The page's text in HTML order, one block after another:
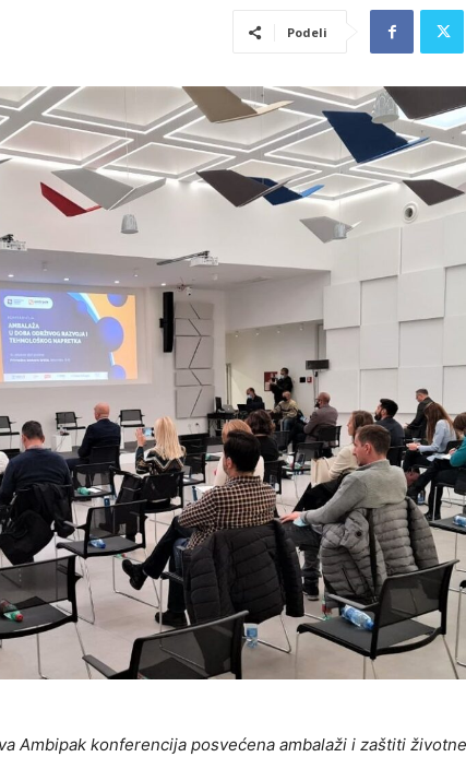
Podeli
Ambipak konferencija posvećena ambalaži i zaštiti